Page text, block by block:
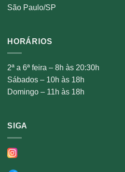
São Paulo/SP
HORÁRIOS
2ª a 6ª feira – 8h às 20:30h
Sábados – 10h às 18h
Domingo – 11h às 18h
SIGA